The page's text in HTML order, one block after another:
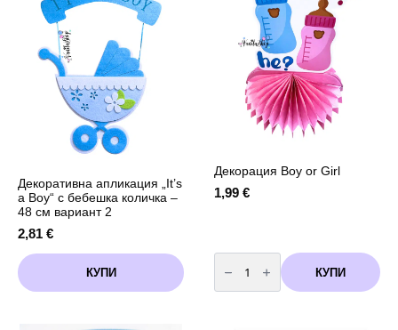
Декоративна апликация „It’s
a Boy“ с бебешка количка –
48 см вариант 2
2,81 €
КУПИ
Декорация Boy or Girl
1,99 €
количество
за
Декорация
Boy
КУПИ